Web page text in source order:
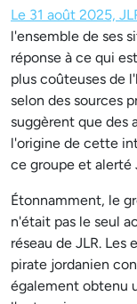
Le 31 août 2025,
l'ensemble de ses
réponse à ce qui
plus coûteuses de
selon des sources
suggèrent que des
l'origine de cette
ce groupe et alerté
Étonnamment, le
n'était pas le seul
réseau de JLR.
pirate jordanien
également obtenu